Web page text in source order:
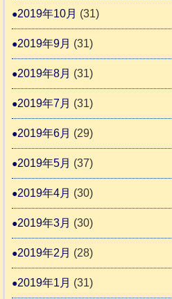
2019年10月 (31)
2019年9月 (31)
2019年8月 (31)
2019年7月 (31)
2019年6月 (29)
2019年5月 (37)
2019年4月 (30)
2019年3月 (30)
2019年2月 (28)
2019年1月 (31)